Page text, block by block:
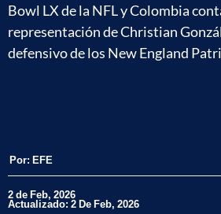
Bowl LX de la NFL y Colombia
representación de Christian
defensivo de los New England
Por: EFE
2 de Feb, 2026
Actualizado: 2 De Feb, 2026